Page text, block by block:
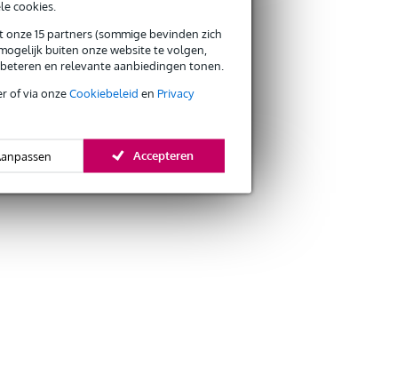
cookies.
15 partners (sommige bevinden zich
buiten onze website te volgen,
en relevante aanbiedingen tonen.
of via onzeCookiebeleid en Privacy
Accepteren